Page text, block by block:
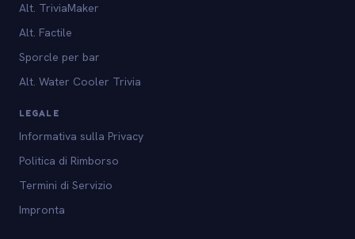
Alt. TriviaMaker
Alt. Factile
Sporcle per bar
Alt. Water Cooler Trivia
LEGALE
Informativa sulla Privacy
Politica di Rimborso
Termini di Servizio
Impronta